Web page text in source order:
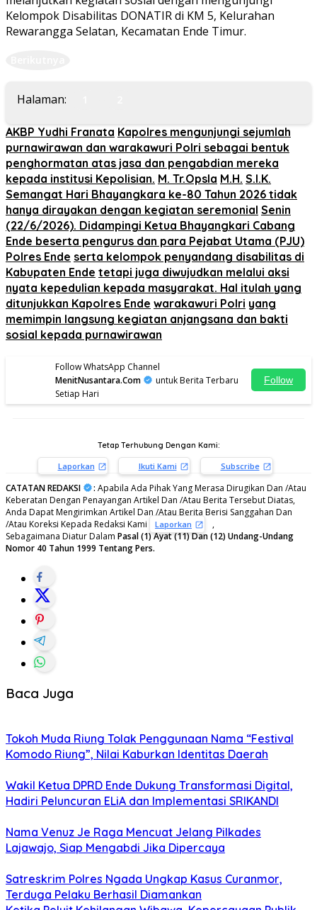
Kelompok Disabilitas DONATIR di KM 5, Kelurahan
Rewarangga Selatan, Kecamatan Ende Timur.
Halaman:
AKBP Yudhi Franata Kapolres mengunjungi sejumlah
purnawirawan dan warakawuri Polri sebagai bentuk
penghormatan atas jasa dan pengabdian mereka
kepada institusi Kepolisian. M. Tr.Opsla M.H. S.I.K.
Semangat Hari Bhayangkara ke-80 Tahun 2026 tidak
hanya dirayakan dengan kegiatan seremonial Senin
(22/6/2026). Didampingi Ketua Bhayangkari Cabang
Ende beserta pengurus dan para Pejabat Utama (PJU)
Polres Ende serta kelompok penyandang disabilitas di
Kabupaten Ende tetapi juga diwujudkan melalui aksi
nyata kepedulian kepada masyarakat. Hal itulah yang
ditunjukkan Kapolres Ende warakawuri Polri yang
memimpin langsung kegiatan anjangsana dan bakti
sosial kepada purnawirawan
Follow WhatsApp Channel
MenitNusantara.Com
untuk Berita Terbaru
Setiap Hari
Follow
Tetap Terhubung Dengan Kami:
Laporkan Ikuti Kami Subscribe
CATATAN REDAKSI : Apabila Ada Pihak Yang Merasa Dirugikan Dan /Atau
Keberatan Dengan Penayangan Artikel Dan /Atau Berita Tersebut Diatas,
Anda Dapat Mengirimkan Artikel Dan /Atau Berita Berisi Sanggahan Dan
/Atau Koreksi Kepada Redaksi Kami
Laporkan
,
Sebagaimana Diatur Dalam Pasal (1) Ayat (11) Dan (12) Undang-Undang
Nomor 40 Tahun 1999 Tentang Pers.
Baca Juga
Tokoh Muda Riung Tolak Penggunaan Nama “Festival
Komodo Riung”, Nilai Kaburkan Identitas Daerah
Wakil Ketua DPRD Ende Dukung Transformasi Digital,
Hadiri Peluncuran ELiA dan Implementasi SRIKANDI
Nama Venuz Je Raga Mencuat Jelang Pilkades
Lajawajo, Siap Mengabdi Jika Dipercaya
Satreskrim Polres Ngada Ungkap Kasus Curanmor,
Terduga Pelaku Berhasil Diamankan